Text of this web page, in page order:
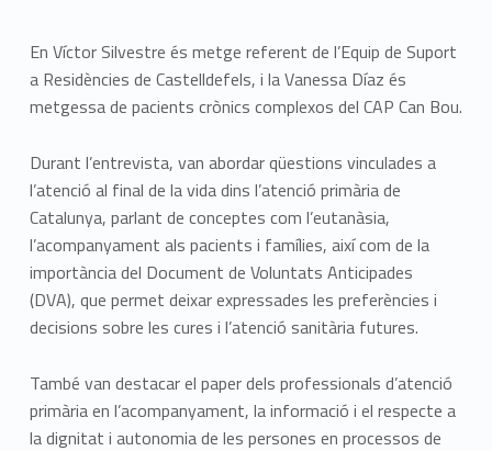
En Víctor Silvestre és metge referent de l’Equip de Suport
a Residències de Castelldefels, i la Vanessa Díaz és
metgessa de pacients crònics complexos del CAP Can Bou.
Durant l’entrevista, van abordar qüestions vinculades a
l’atenció al final de la vida dins l’atenció primària de
Catalunya, parlant de conceptes com l’eutanàsia,
l’acompanyament als pacients i famílies, així com de la
importància del Document de Voluntats Anticipades
(DVA), que permet deixar expressades les preferències i
decisions sobre les cures i l’atenció sanitària futures.
També van destacar el paper dels professionals d’atenció
primària en l’acompanyament, la informació i el respecte a
la dignitat i autonomia de les persones en processos de